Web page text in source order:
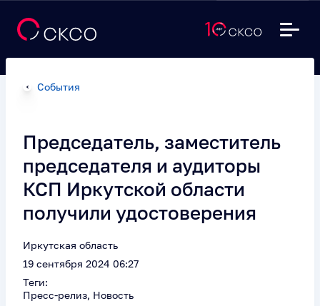
События
Председатель, заместитель
председателя и аудиторы
КСП Иркутской области
получили удостоверения
Иркутская область
19 сентября 2024 06:27
Теги:
Пресс-релиз, Новость